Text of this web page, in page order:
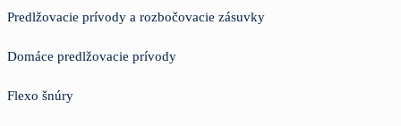
Predlžovacie prívody a rozbočovacie zásuvky
Domáce predlžovacie prívody
Flexo šnúry